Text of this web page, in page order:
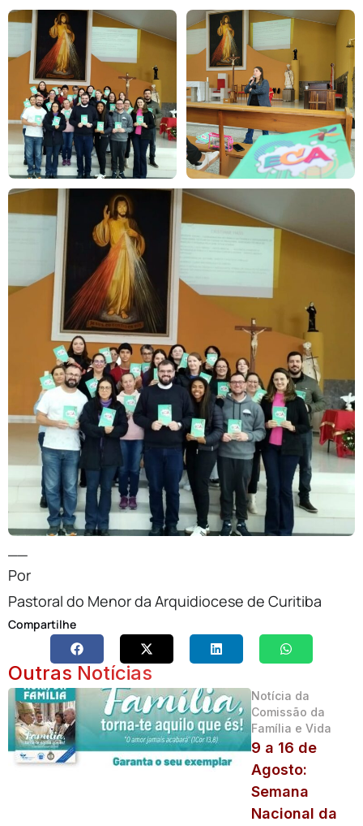
Por
Pastoral do Menor da Arquidiocese de Curitiba
Compartilhe
Outras Notícias
Notícia da
Comissão da
Família e Vida
9 a 16 de
Agosto:
Semana
Nacional da